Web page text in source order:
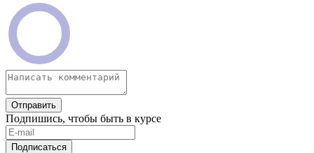
Отправить
Подпишись, чтобы быть в курсе
Подписаться